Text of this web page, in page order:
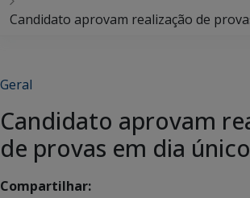
Candidato aprovam realização de
Geral
Candidato aprovam
de provas em dia único
Compartilhar: